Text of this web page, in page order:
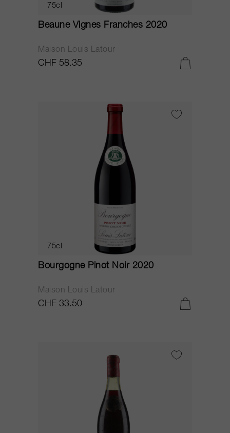
75cl
Beaune Vignes Franches 2020
Maison Louis Latour
CHF 58.35
75cl
Bourgogne Pinot Noir 2020
Maison Louis Latour
CHF 33.50